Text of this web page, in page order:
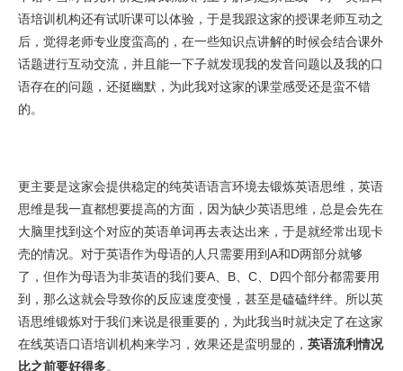
语培训机构还有试听课可以体验，于是我跟这家的授课老师互动之
后，觉得老师专业度蛮高的，在一些知识点讲解的时候会结合课外
话题进行互动交流，并且能一下子就发现我的发音问题以及我的口
语存在的问题，还挺幽默，为此我对这家的课堂感受还是蛮不错
的。
更主要是这家会提供稳定的纯英语语言环境去锻炼英语思维，英语
思维是我一直都想要提高的方面，因为缺少英语思维，总是会先在
大脑里找到这个对应的英语单词再去表达出来，于是就经常出现卡
壳的情况。对于英语作为母语的人只需要用到A和D两部分就够
了，但作为母语为非英语的我们要A、B、C、D四个部分都需要用
到，那么这就会导致你的反应速度变慢，甚至是磕磕绊绊。所以英
语思维锻炼对于我们来说是很重要的，为此我当时就决定了在这家
在线英语口语培训机构来学习，效果还是蛮明显的， 英语流利情况
比之前要好得多。